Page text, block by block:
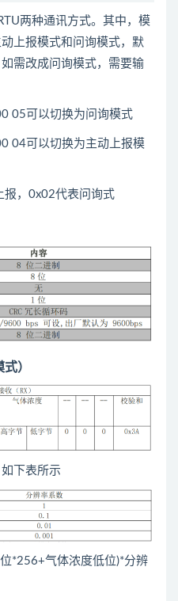
两种通讯方式。其中，模
上报模式和问询模式，默
需改成问询模式，需要输
05可以切换为问询模式
04可以切换为主动上报模
报，0x02代表问询式
）
下表所示
*256+气体浓度低位)*分辨